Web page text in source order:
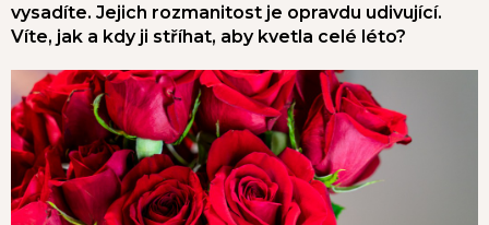
vysadíte. Jejich rozmanitost je opravdu udivující.
Víte, jak a kdy ji stříhat, aby kvetla celé léto?